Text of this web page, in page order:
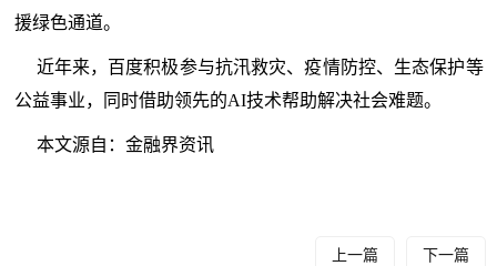
援绿色通道。
近年来，百度积极参与抗汛救灾、疫情防控、生态保护等
公益事业，同时借助领先的AI技术帮助解决社会难题。
本文源自：金融界资讯
上一篇 下一篇